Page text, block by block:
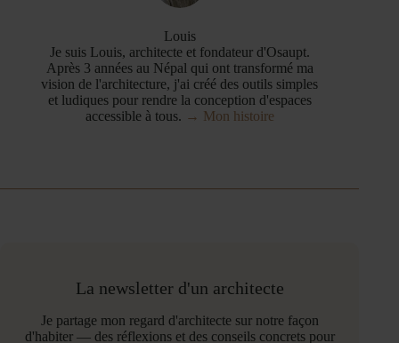
Louis
Je suis Louis, architecte et fondateur d'Osaupt.
Après 3 années au Népal qui ont transformé ma
vision de l'architecture, j'ai créé des outils simples
et ludiques pour rendre la conception d'espaces
accessible à tous. → Mon histoire
La newsletter d'un architecte
Je partage mon regard d'architecte sur notre façon
d'habiter — des réflexions et des conseils concrets pour